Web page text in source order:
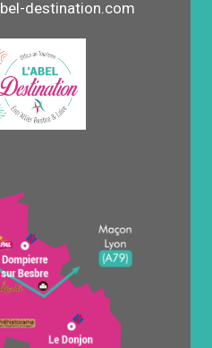
destination.com